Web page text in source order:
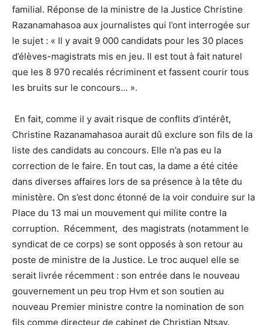
familial. Réponse de la ministre de la Justice Christine
Razanamahasoa aux journalistes qui l’ont interrogée sur
le sujet : « Il y avait 9 000 candidats pour les 30 places
d’élèves-magistrats mis en jeu. Il est tout à fait naturel
que les 8 970 recalés récriminent et fassent courir tous
les bruits sur le concours… ».
En fait, comme il y avait risque de conflits d’intérêt,
Christine Razanamahasoa aurait dû exclure son fils de la
liste des candidats au concours. Elle n’a pas eu la
correction de le faire. En tout cas, la dame a été citée
dans diverses affaires lors de sa présence à la tête du
ministère. On s’est donc étonné de la voir conduire sur la
Place du 13 mai un mouvement qui milite contre la
corruption. Récemment, des magistrats (notamment le
syndicat de ce corps) se sont opposés à son retour au
poste de ministre de la Justice. Le troc auquel elle se
serait livrée récemment : son entrée dans le nouveau
gouvernement un peu trop Hvm et son soutien au
nouveau Premier ministre contre la nomination de son
fils comme directeur de cabinet de Christian Ntsay.